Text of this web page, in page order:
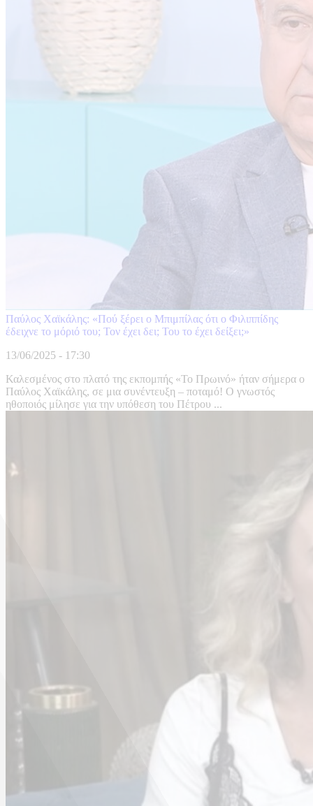
Παύλος Χαϊκάλης: «Πού ξέρει ο Μπιμπίλας ότι ο Φιλιππίδης
έδειχνε το μόριό του; Τον έχει δει; Του το έχει δείξει;»
13/06/2025 - 17:30
Καλεσμένος στο πλατό της εκπομπής «Το Πρωινό» ήταν σήμερα ο
Παύλος Χαϊκάλης, σε μια συνέντευξη – ποταμό! Ο γνωστός
ηθοποιός μίλησε για την υπόθεση του Πέτρου ...